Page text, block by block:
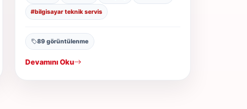
#bilgisayar teknik servis
89 görüntülenme
Devamını Oku